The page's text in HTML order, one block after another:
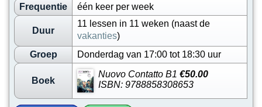
Frequentie één keer per week
Duur
11 lessen in 11 weken (naast de
vakanties)
Groep
Donderdag van 17:00 tot 18:30 uur
Boek
Nuovo Contatto B1 €50.00
ISBN: 9788858308653